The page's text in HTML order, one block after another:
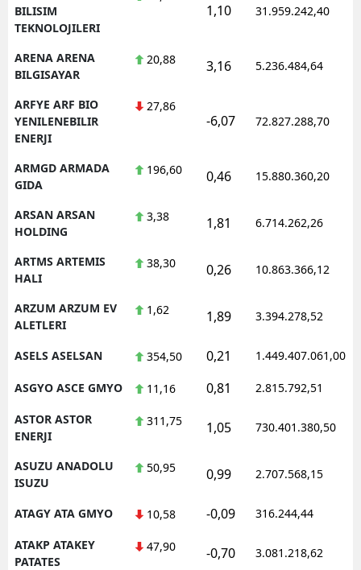
BILISIM
TEKNOLOJILERI
1,10 31.959.242,40
ARENA ARENA
BILGISAYAR
20,88 3,16 5.236.484,64
ARFYE ARF BIO
YENILENEBILIR
ENERJI
27,86
-6,07 72.827.288,70
ARMGD ARMADA
GIDA
196,60 0,46 15.880.360,20
ARSAN ARSAN
HOLDING
3,38 1,81 6.714.262,26
ARTMS ARTEMIS
HALI
38,30 0,26 10.863.366,12
ARZUM ARZUM EV
ALETLERI
1,62 1,89 3.394.278,52
ASELS ASELSAN 354,50 0,21 1.449.407.061,00
ASGYO ASCE GMYO 11,16 0,81 2.815.792,51
ASTOR ASTOR
ENERJI
311,75 1,05 730.401.380,50
ASUZU ANADOLU
ISUZU
50,95 0,99 2.707.568,15
ATAGY ATA GMYO 10,58 -0,09 316.244,44
ATAKP ATAKEY
PATATES
47,90 -0,70 3.081.218,62